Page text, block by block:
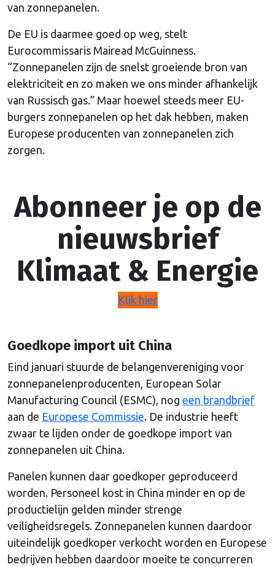
van zonnepanelen.
De EU is daarmee goed op weg, stelt
Eurocommissaris Mairead McGuinness.
“Zonnepanelen zijn de snelst groeiende bron van
elektriciteit en zo maken we ons minder afhankelijk
van Russisch gas.” Maar hoewel steeds meer EU-
burgers zonnepanelen op het dak hebben, maken
Europese producenten van zonnepanelen zich
zorgen.
Abonneer je op de
nieuwsbrief
Klimaat & Energie
Klik hier
Goedkope import uit China
Eind januari stuurde de belangenvereniging voor
zonnepanelenproducenten, European Solar
Manufacturing Council (ESMC), nog een brandbrief
aan de Europese Commissie. De industrie heeft
zwaar te lijden onder de goedkope import van
zonnepanelen uit China.
Panelen kunnen daar goedkoper geproduceerd
worden. Personeel kost in China minder en op de
productielijn gelden minder strenge
veiligheidsregels. Zonnepanelen kunnen daardoor
uiteindelijk goedkoper verkocht worden en Europese
bedrijven hebben daardoor moeite te concurreren